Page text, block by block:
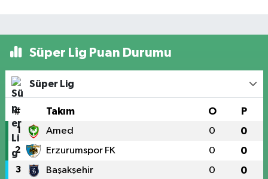
Süper Lig Puan Durumu
Süper Lig
# Takım O P
1 Amed 0 0
2 Erzurumspor FK 0 0
3 Başakşehir 0 0